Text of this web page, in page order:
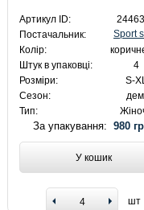
Артикул ID:
Постачальник:
Sport
Колір:
Штук в упаковці:
4
Розміри:
S-XL
Сезон:
Тип:
За упакування:980
У кошик
шт